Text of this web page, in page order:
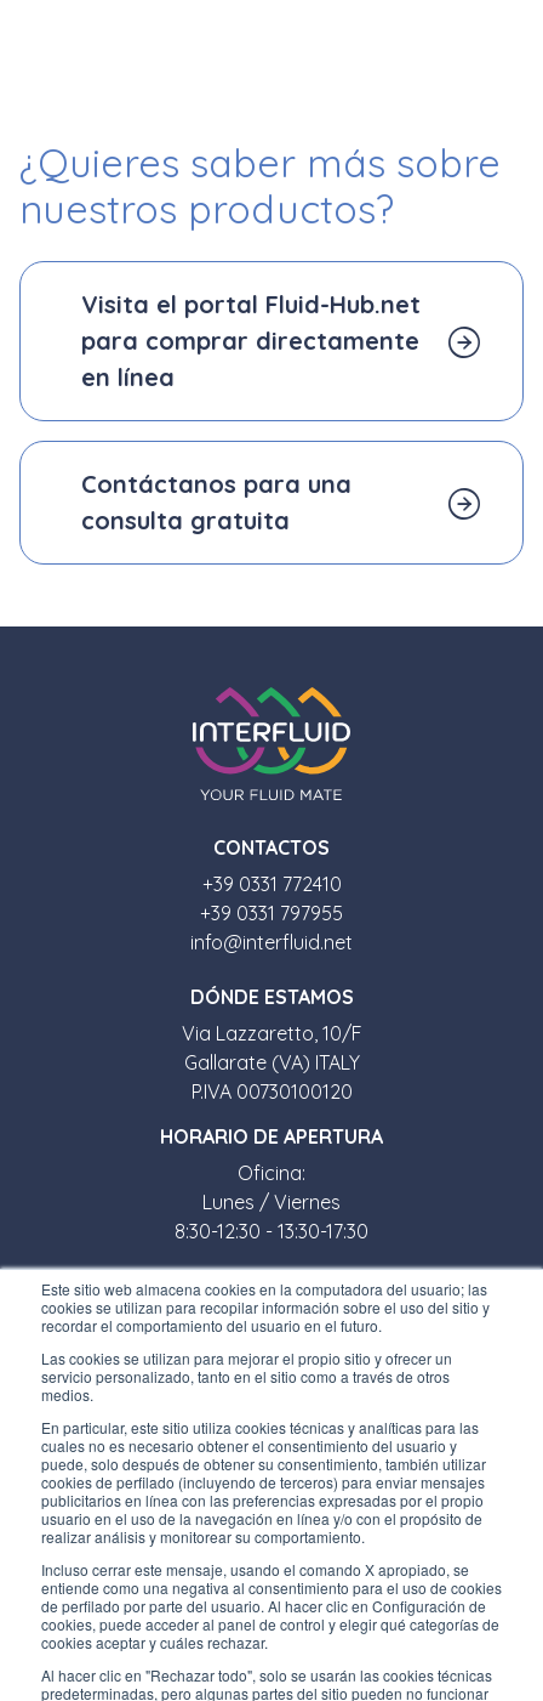
Este sitio web almacena cookies en la computadora del usuario; las
cookies se utilizan para recopilar información sobre el uso del sitio y
recordar el comportamiento del usuario en el futuro.
Las cookies se utilizan para mejorar el propio sitio y ofrecer un
servicio personalizado, tanto en el sitio como a través de otros
medios.
En particular, este sitio utiliza cookies técnicas y analíticas para las
cuales no es necesario obtener el consentimiento del usuario y
puede, solo después de obtener su consentimiento, también utilizar
cookies de perfilado (incluyendo de terceros) para enviar mensajes
publicitarios en línea con las preferencias expresadas por el propio
usuario en el uso de la navegación en línea y/o con el propósito de
realizar análisis y monitorear su comportamiento.
Incluso cerrar este mensaje, usando el comando X apropiado, se
entiende como una negativa al consentimiento para el uso de cookies
de perfilado por parte del usuario. Al hacer clic en Configuración de
cookies, puede acceder al panel de control y elegir qué categorías de
cookies aceptar y cuáles rechazar.
Al hacer clic en "Rechazar todo", solo se usarán las cookies técnicas
predeterminadas, pero algunas partes del sitio pueden no funcionar
¿Quieres saber más sobre
nuestros productos?
Visita el portal Fluid-Hub.net
para comprar directamente
en línea
Contáctanos para una
consulta gratuita
CONTACTOS
+39 0331 772410
+39 0331 797955
info@interfluid.net
DÓNDE ESTAMOS
Via Lazzaretto, 10/F
Gallarate (VA) ITALY
P.IVA 00730100120
HORARIO DE APERTURA
Oficina:
Lunes / Viernes
8:30-12:30 - 13:30-17:30
Tienda:
Lunes / Viernes
8:30-12:00 - 13:30-17:00
Subscríbete a nuestro boletín
Trabaja con nosotros
Los envases de Interfluid
Proyecto de transformación digital
MANT É GASE AL D ÍA